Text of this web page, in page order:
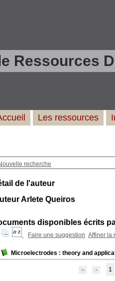
Ressources
recherche
de l'auteur
Arlete Queiros
disponibles écrits
Faire une suggestion Affiner la
Microelectrodes : theory and
1
Les ressources